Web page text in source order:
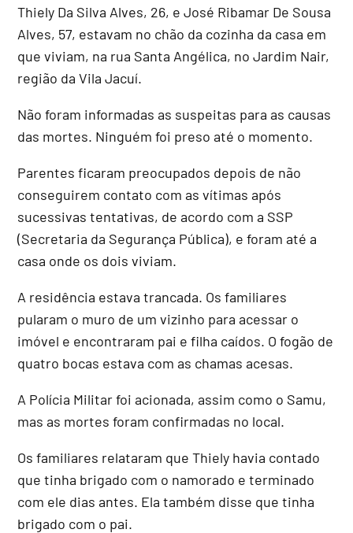
Thiely Da Silva Alves, 26, e José Ribamar De Sousa
Alves, 57, estavam no chão da cozinha da casa em
que viviam, na rua Santa Angélica, no Jardim Nair,
região da Vila Jacuí.
Não foram informadas as suspeitas para as causas
das mortes. Ninguém foi preso até o momento.
Parentes ficaram preocupados depois de não
conseguirem contato com as vítimas após
sucessivas tentativas, de acordo com a SSP
(Secretaria da Segurança Pública), e foram até a
casa onde os dois viviam.
A residência estava trancada. Os familiares
pularam o muro de um vizinho para acessar o
imóvel e encontraram pai e filha caídos. O fogão de
quatro bocas estava com as chamas acesas.
A Polícia Militar foi acionada, assim como o Samu,
mas as mortes foram confirmadas no local.
Os familiares relataram que Thiely havia contado
que tinha brigado com o namorado e terminado
com ele dias antes. Ela também disse que tinha
brigado com o pai.